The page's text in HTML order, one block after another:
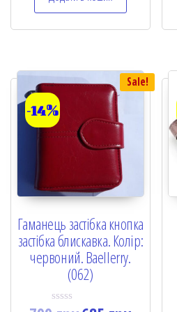
0
o
u
5
Sale!
-14%
Гаманець застібка кнопка
застібка блискавка. Колір:
червоний. Baellerry.
(062)